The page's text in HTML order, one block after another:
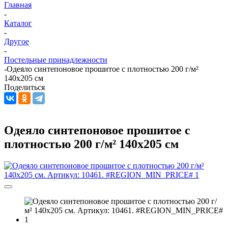
Главная
-
Каталог
-
Другое
-
Постельные принадлежности
-Одеяло синтепоновое прошитое с плотностью 200 г/м²
140х205 см
Поделиться
Одеяло синтепоновое прошитое с
плотностью 200 г/м² 140х205 см